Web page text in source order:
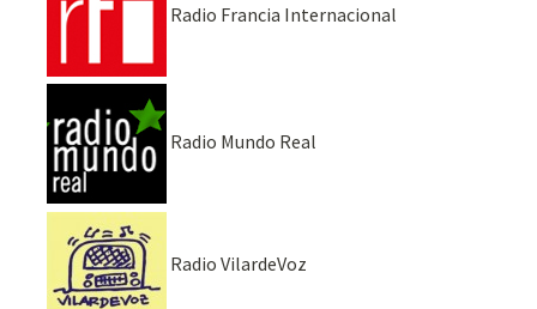
Radio Francia Internacional
Radio Mundo Real
Radio VilardeVoz